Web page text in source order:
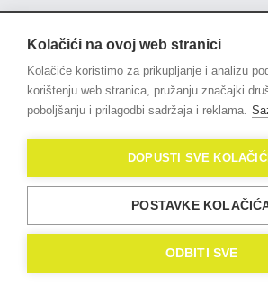
© 2021
Reserved.
Domidona
Kolačići (eng. Cookies)
Kolačići na ovoj web stranici
Kolačiće koristimo za prikupljanje i analizu
korištenju web stranica, pružanju značajki
poboljšanju i prilagodbi sadržaja i reklama.
DOPUSTI SVE
POSTAVKE
ODBITI SVE